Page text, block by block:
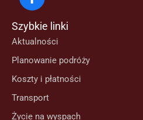
Szybkie linki
Aktualności
Planowanie podróży
Koszty i płatności
Transport
Życie na wyspach